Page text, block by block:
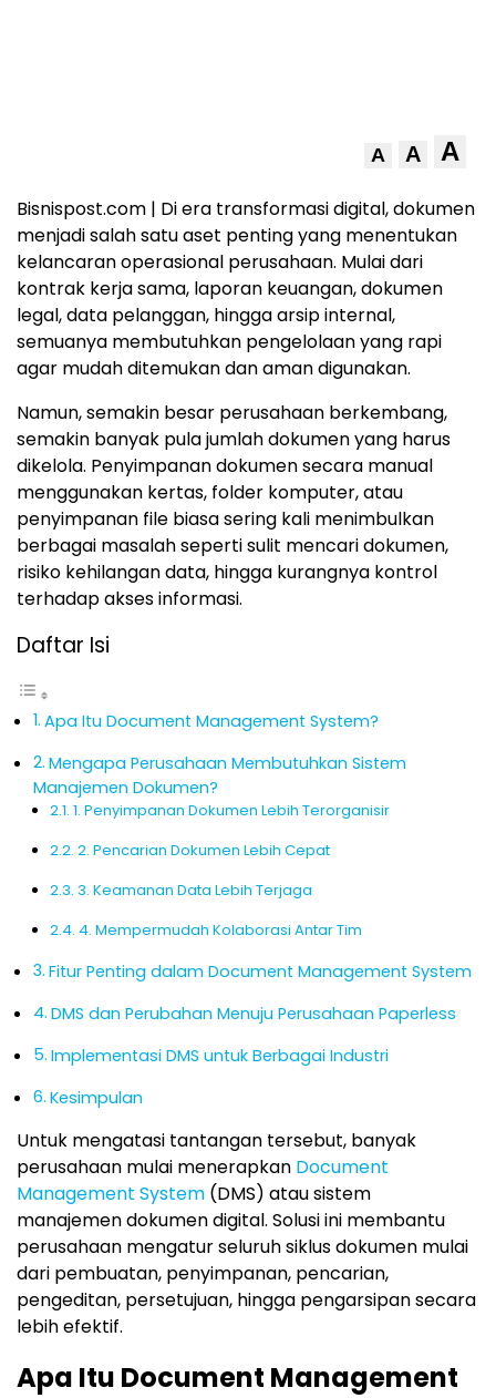
A A A
Bisnispost.com | Di era transformasi digital, dokumen
menjadi salah satu aset penting yang menentukan
kelancaran operasional perusahaan. Mulai dari
kontrak kerja sama, laporan keuangan, dokumen
legal, data pelanggan, hingga arsip internal,
semuanya membutuhkan pengelolaan yang rapi
agar mudah ditemukan dan aman digunakan.
Namun, semakin besar perusahaan berkembang,
semakin banyak pula jumlah dokumen yang harus
dikelola. Penyimpanan dokumen secara manual
menggunakan kertas, folder komputer, atau
penyimpanan file biasa sering kali menimbulkan
berbagai masalah seperti sulit mencari dokumen,
risiko kehilangan data, hingga kurangnya kontrol
terhadap akses informasi.
Daftar Isi
Apa Itu Document Management System?
Mengapa Perusahaan Membutuhkan Sistem
Manajemen Dokumen?
1. Penyimpanan Dokumen Lebih Terorganisir
2. Pencarian Dokumen Lebih Cepat
3. Keamanan Data Lebih Terjaga
4. Mempermudah Kolaborasi Antar Tim
Fitur Penting dalam Document Management System
DMS dan Perubahan Menuju Perusahaan Paperless
Implementasi DMS untuk Berbagai Industri
Kesimpulan
Untuk mengatasi tantangan tersebut, banyak
perusahaan mulai menerapkan Document
Management System (DMS) atau sistem
manajemen dokumen digital. Solusi ini membantu
perusahaan mengatur seluruh siklus dokumen mulai
dari pembuatan, penyimpanan, pencarian,
pengeditan, persetujuan, hingga pengarsipan secara
lebih efektif.
Apa Itu Document Management